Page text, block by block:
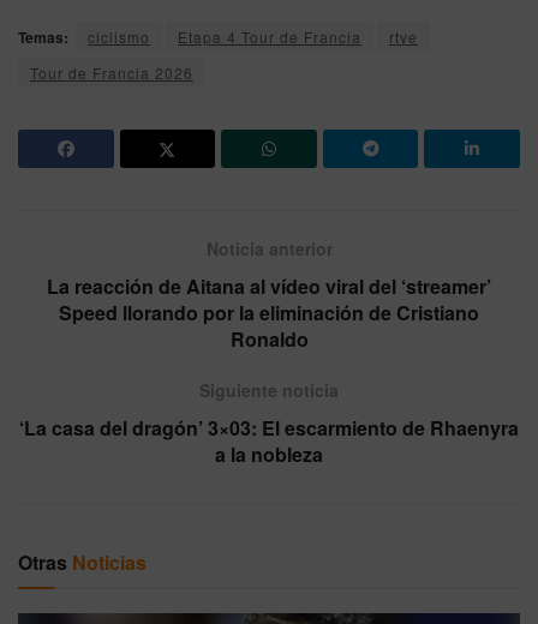
Temas: ciclismo Etapa 4 Tour de Francia
rtve
Tour de Francia 2026
Noticia anterior
La reacción de Aitana al vídeo viral del ‘streamer’
Speed llorando por la eliminación de Cristiano
Ronaldo
Siguiente noticia
‘La casa del dragón’ 3×03: El escarmiento de Rhaenyra
a la nobleza
Otras Noticias